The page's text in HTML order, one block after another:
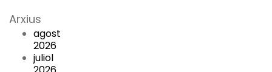
Arxius
agost
2026
juliol